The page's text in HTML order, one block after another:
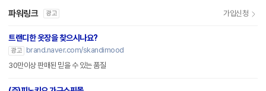
파워링크 광고 가입신청
트랜디한 옷장을 찾으시나요?
광고
brand.naver.com/skandimood
30만이상 판매된 믿을 수 있는 품질